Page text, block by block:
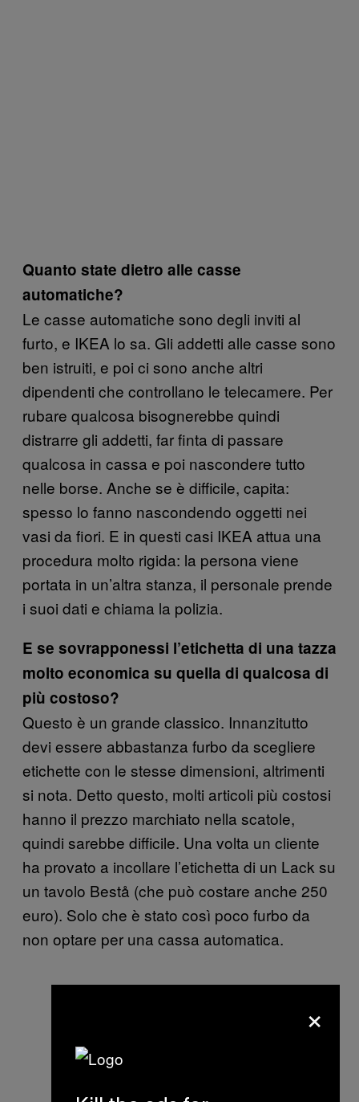
Quanto state dietro alle casse
automatiche?
Le casse automatiche sono degli inviti al
furto, e IKEA lo sa. Gli addetti alle casse sono
ben istruiti, e poi ci sono anche altri
dipendenti che controllano le telecamere. Per
rubare qualcosa bisognerebbe quindi
distrarre gli addetti, far finta di passare
qualcosa in cassa e poi nascondere tutto
nelle borse. Anche se è difficile, capita:
spesso lo fanno nascondendo oggetti nei
vasi da fiori. E in questi casi IKEA attua una
procedura molto rigida: la persona viene
portata in un’altra stanza, il personale prende
i suoi dati e chiama la polizia.
E se sovrapponessi l’etichetta di una tazza
molto economica su quella di qualcosa di
più costoso?
Questo è un grande classico. Innanzitutto
devi essere abbastanza furbo da scegliere
etichette con le stesse dimensioni, altrimenti
si nota. Detto questo, molti articoli più costosi
hanno il prezzo marchiato nella scatole,
quindi sarebbe difficile. Una volta un cliente
ha provato a incollare l’etichetta di un Lack su
un tavolo Bestå (che può costare anche 250
euro). Solo che è stato così poco furbo da
non optare per una cassa automatica.
×